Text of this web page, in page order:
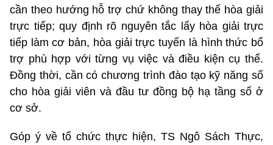
cần theo hướng hỗ trợ chứ không thay thế hòa giải
trực tiếp; quy định rõ nguyên tắc lấy hòa giải trực
tiếp làm cơ bản, hòa giải trực tuyến là hình thức bổ
trợ phù hợp với từng vụ việc và điều kiện cụ thể.
Đồng thời, cần có chương trình đào tạo kỹ năng số
cho hòa giải viên và đầu tư đồng bộ hạ tầng số ở
cơ sở.
Góp ý về tổ chức thực hiện, TS Ngô Sách Thực,